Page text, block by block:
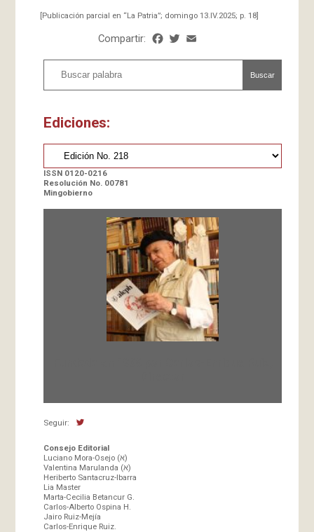
[Publicación parcial en “La Patria”; domingo 13.IV.2025; p. 18]
Compartir: Facebook
Twitter
Buscar
Ediciones:
ISSN 0120-0216
Resolución No. 00781
Mingobierno
Seguir:
Consejo Editorial
Luciano Mora-Osejo (א)
Valentina Marulanda (א)
Heriberto Santacruz-Ibarra
Lia Master
Marta-Cecilia Betancur G.
Carlos-Alberto Ospina H.
Jairo Ruiz-Mejía
Carlos-Enrique Ruiz.